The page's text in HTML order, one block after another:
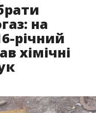
на
річний
хімічні